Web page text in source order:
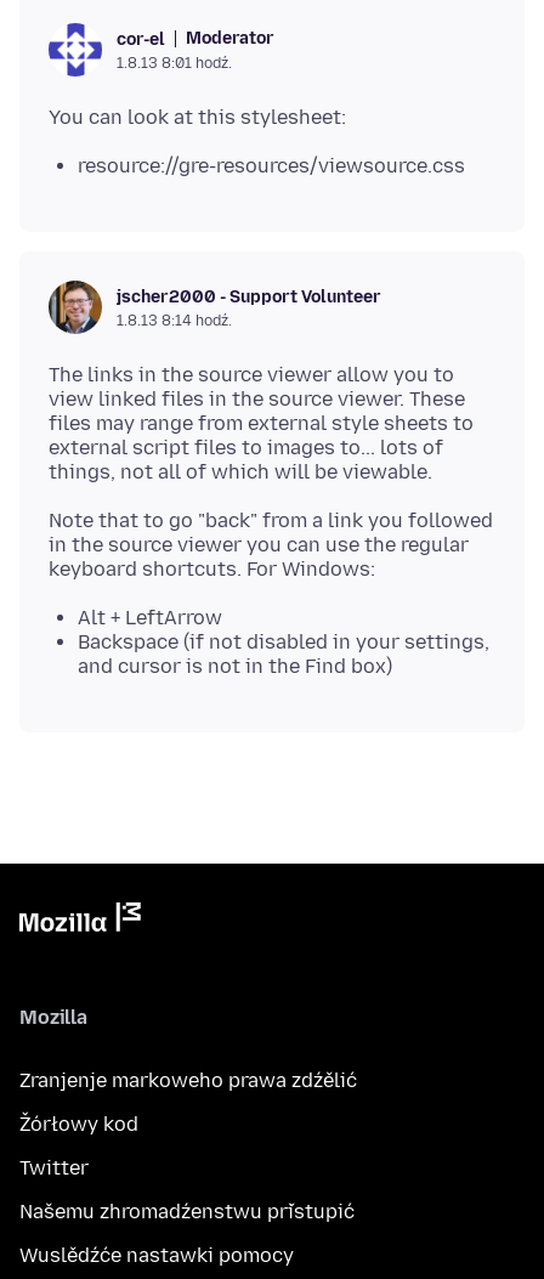
cor-el Moderator
1.8.13 8:01 hodź.
resource://gre-resources/viewsource.css
jscher2000 - Support Volunteer
1.8.13 8:14 hodź.
The links in the source viewer allow you to
view linked files in the source viewer. These
files may range from external style sheets to
external script files to images to... lots of
Note that to go "back" from a link you followed
in the source viewer you can use the regular
Alt + LeftArrow
Backspace (if not disabled in your settings,
and cursor is not in the Find box)
Mozilla
Zranjenje markoweho prawa zdźělić
Žórłowy kod
Twitter
Našemu zhromadźenstwu přistupić
Wuslědźće nastawki pomocy